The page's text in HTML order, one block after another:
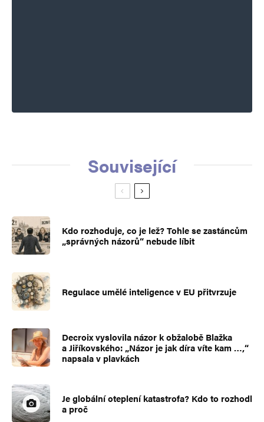
Související
Kdo rozhoduje, co je lež? Tohle se zastáncům
„správných názorů“ nebude líbit
Regulace umělé inteligence v EU přitvrzuje
Decroix vyslovila názor k obžalobě Blažka
a Jiříkovského: „Názor je jak díra víte kam …,“
napsala v plavkách
Je globální oteplení katastrofa? Kdo to rozhodl
a proč